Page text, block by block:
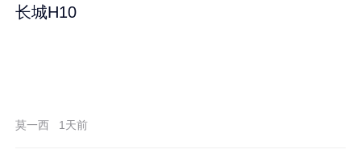
长城H10
莫一西 1天前